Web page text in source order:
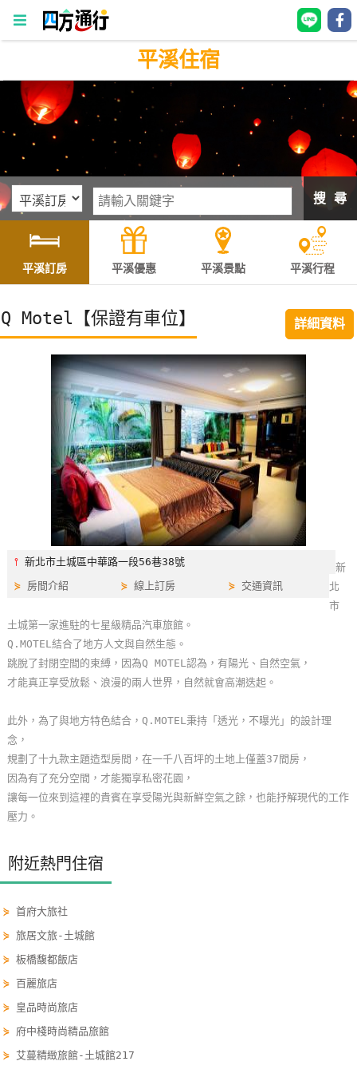
四
方
通
訂
房
灣
訂
房
紅
帶
你
玩
樂
地
圖
服
務
顧
客
滿
度
平溪住宿
搜 尋
平溪訂房 平溪優惠 平溪景點 平溪行程
Q Motel【保證有車位】 詳細資料
⫯新北市土城區中華路一段56巷38號
⋟ 房間介紹 ⋟線上訂房 ⋟ 交通資訊
新
北
市
土城第一家進駐的七星級精品汽車旅館。
Q.MOTEL結合了地方人文與自然生態。
跳脫了封閉空間的束縛，因為Q MOTEL認為，有陽光、自然空氣，
才能真正享受放鬆、浪漫的兩人世界，自然就會高潮迭起。
此外，為了與地方特色結合，Q.MOTEL秉持「透光，不曝光」的設計理
念，
規劃了十九款主題造型房間，在一千八百坪的土地上僅蓋37間房，
因為有了充分空間，才能獨享私密花園，
讓每一位來到這裡的貴賓在享受陽光與新鮮空氣之餘，也能抒解現代的工作
壓力。
附近熱門住宿
⋟首府大旅社
⋟旅居文旅-土城館
⋟板橋馥都飯店
⋟百麗旅店
⋟ 皇品時尚旅店
⋟ 府中棧時尚精品旅館
⋟艾蔓精緻旅館-土城館217